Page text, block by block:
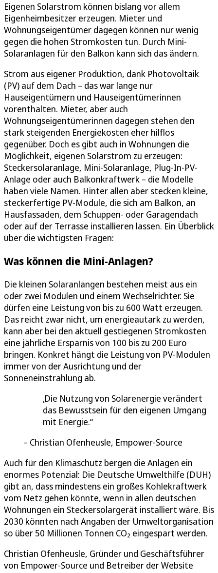
Eigenen Solarstrom können bislang vor allem
Eigenheimbesitzer erzeugen. Mieter und
Wohnungseigentümer dagegen können nur wenig
gegen die hohen Stromkosten tun. Durch Mini-
Solaranlagen für den Balkon kann sich das ändern.
Strom aus eigener Produktion, dank Photovoltaik
(PV) auf dem Dach – das war lange nur
Hauseigentümern und Hauseigentümerinnen
vorenthalten. Mieter, aber auch
Wohnungseigentümerinnen dagegen stehen den
stark steigenden Energiekosten eher hilflos
gegenüber. Doch es gibt auch in Wohnungen die
Möglichkeit, eigenen Solarstrom zu erzeugen:
Steckersolaranlage, Mini-Solaranlage, Plug-In-PV-
Anlage oder auch Balkonkraftwerk – die Modelle
haben viele Namen. Hinter allen aber stecken kleine,
steckerfertige PV-Module, die sich am Balkon, an
Hausfassaden, dem Schuppen- oder Garagendach
oder auf der Terrasse installieren lassen. Ein Überblick
über die wichtigsten Fragen:
Was können die Mini-Anlagen?
Die kleinen Solaranlangen bestehen meist aus ein
oder zwei Modulen und einem Wechselrichter. Sie
dürfen eine Leistung von bis zu 600 Watt erzeugen.
Das reicht zwar nicht, um energieautark zu werden,
kann aber bei den aktuell gestiegenen Stromkosten
eine jährliche Ersparnis von 100 bis zu 200 Euro
bringen. Konkret hängt die Leistung von PV-Modulen
immer von der Ausrichtung und der
Sonneneinstrahlung ab.
Die Nutzung von Solarenergie verändert
das Bewusstsein für den eigenen Umgang
mit Energie.
Christian Ofenheusle, Empower-Source
Auch für den Klimaschutz bergen die Anlagen ein
enormes Potenzial: Die Deutsche Umwelthilfe (DUH)
gibt an, dass mindestens ein großes Kohlekraftwerk
vom Netz gehen könnte, wenn in allen deutschen
Wohnungen ein Steckersolargerät installiert wäre. Bis
2030 könnten nach Angaben der Umweltorganisation
so über 50 Millionen Tonnen CO₂ eingespart werden.
Christian Ofenheusle, Gründer und Geschäftsführer
von Empower-Source und Betreiber der Website